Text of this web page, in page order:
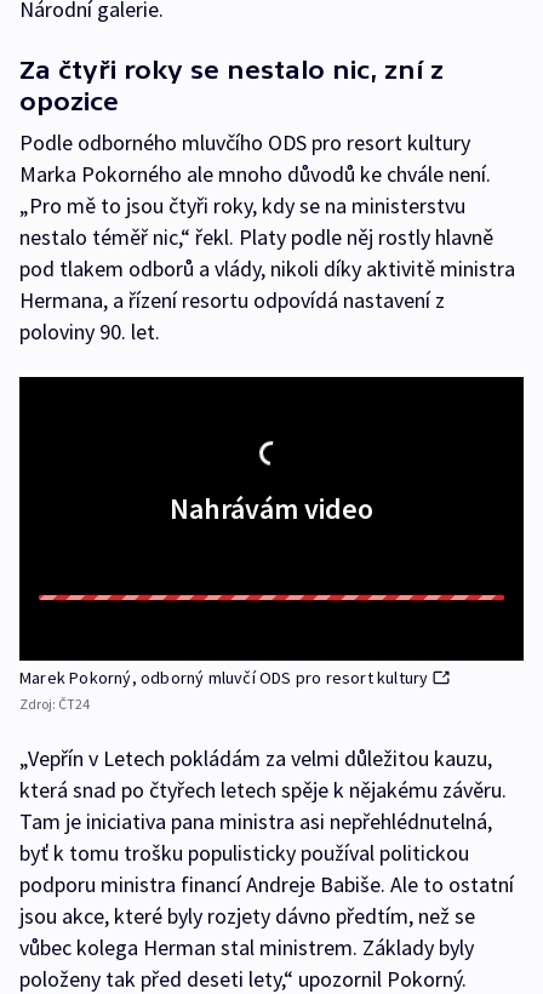
Národní galerie.
Za čtyři roky se nestalo nic, zní z
opozice
Podle odborného mluvčího ODS pro resort kultury
Marka Pokorného ale mnoho důvodů ke chvále není.
„Pro mě to jsou čtyři roky, kdy se na ministerstvu
nestalo téměř nic,“ řekl. Platy podle něj rostly hlavně
pod tlakem odborů a vlády, nikoli díky aktivitě ministra
Hermana, a řízení resortu odpovídá nastavení z
poloviny 90. let.
Nahrávám video
Marek Pokorný, odborný mluvčí ODS pro resort kultury
Zdroj: ČT24
„Vepřín v Letech pokládám za velmi důležitou kauzu,
která snad po čtyřech letech spěje k nějakému závěru.
Tam je iniciativa pana ministra asi nepřehlédnutelná,
byť k tomu trošku populisticky používal politickou
podporu ministra financí Andreje Babiše. Ale to ostatní
jsou akce, které byly rozjety dávno předtím, než se
vůbec kolega Herman stal ministrem. Základy byly
položeny tak před deseti lety,“ upozornil Pokorný.